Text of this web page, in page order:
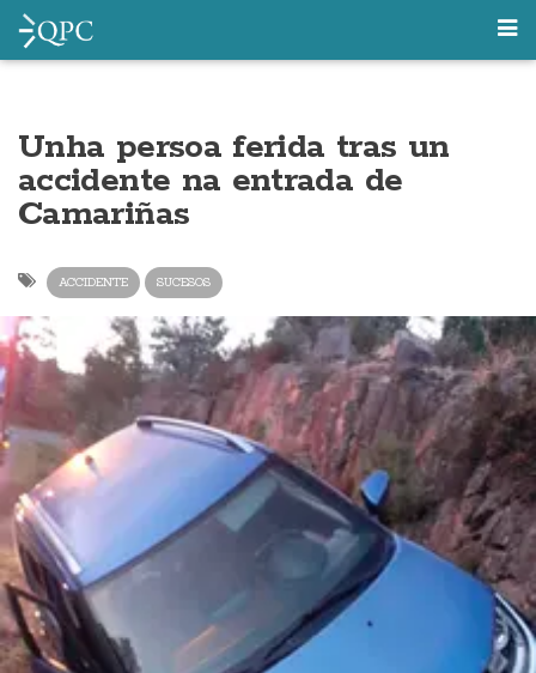
Unha persoa ferida tras un
accidente na entrada de
Camariñas
ACCIDENTE SUCESOS